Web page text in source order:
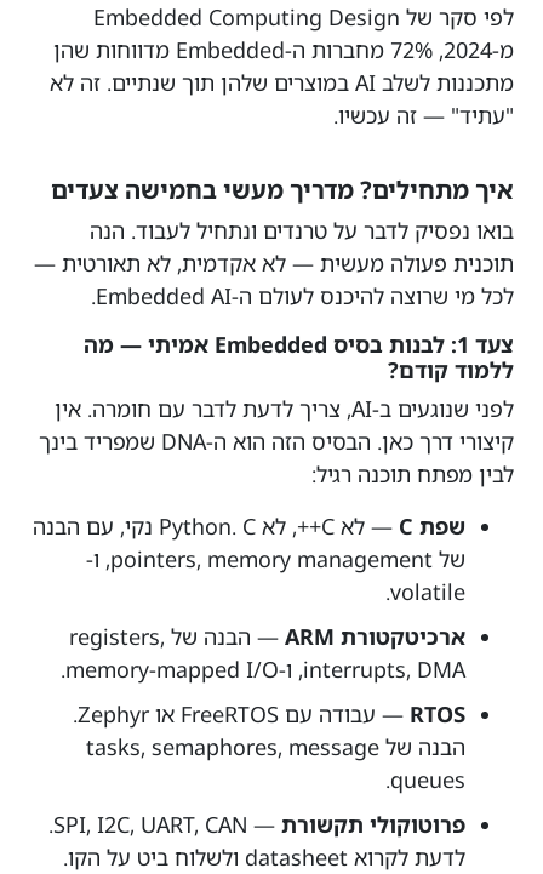
לפי סקר של Embedded Computing Design
מ-2024, 72% מחברות ה-Embedded מדווחות שהן
מתכננות לשלב AI במוצרים שלהן תוך שנתיים. זה לא
"עתיד" — זה עכשיו.
איך מתחילים? מדריך מעשי בחמישה צעדים
בואו נפסיק לדבר על טרנדים ונתחיל לעבוד. הנה
תוכנית פעולה מעשית — לא אקדמית, לא תאורטית —
לכל מי שרוצה להיכנס לעולם ה-Embedded AI.
צעד 1: לבנות בסיס Embedded אמיתי — מה
ללמוד קודם?
לפני שנוגעים ב-AI, צריך לדעת לדבר עם חומרה. אין
קיצורי דרך כאן. הבסיס הזה הוא ה-DNA שמפריד בינך
לבין מפתח תוכנה רגיל:
שפת C
— לא C++, לא Python. C נקי, עם הבנה
של pointers, memory management, ו-
volatile.
ארכיטקטורת ARM
— הבנה של registers,
interrupts, DMA, ו-memory-mapped I/O.
RTOS
— עבודה עם FreeRTOS או Zephyr.
הבנה של tasks, semaphores, message
queues.
פרוטוקולי תקשורת
— SPI, I2C, UART, CAN.
לדעת לקרוא datasheet ולשלוח ביט על הקו.